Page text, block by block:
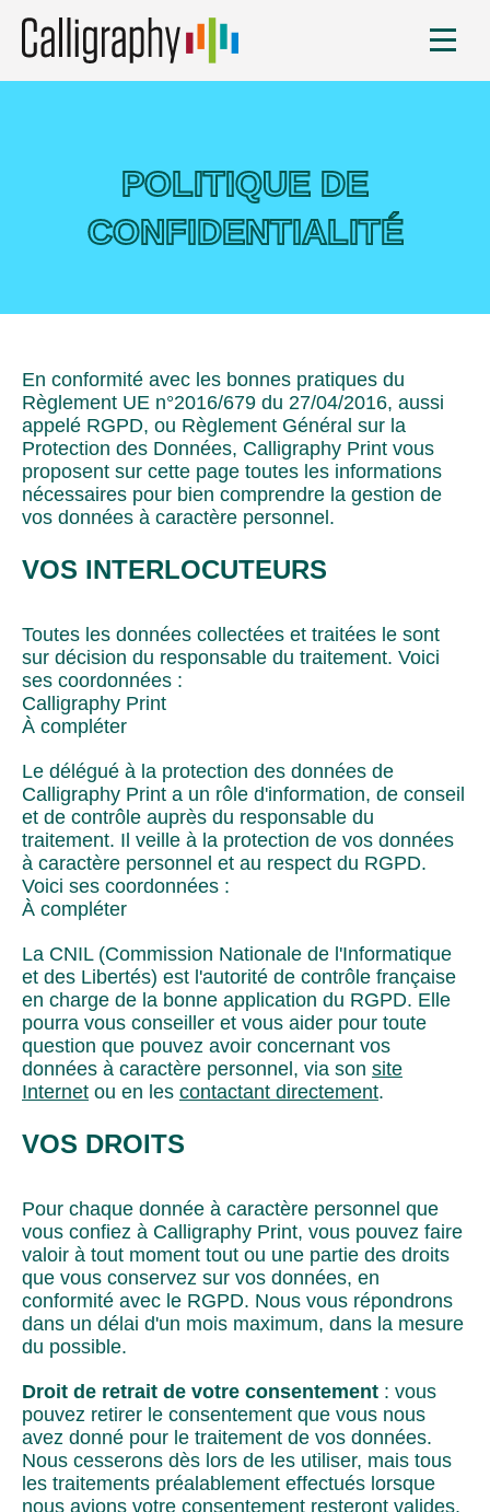
POLITIQUE DE
CONFIDENTIALITÉ
En conformité avec les bonnes pratiques du
Règlement UE n°2016/679 du 27/04/2016, aussi
appelé RGPD, ou Règlement Général sur la
Protection des Données, Calligraphy Print vous
proposent sur cette page toutes les informations
nécessaires pour bien comprendre la gestion de
vos données à caractère personnel.
VOS INTERLOCUTEURS
Toutes les données collectées et traitées le sont
sur décision du responsable du traitement. Voici
ses coordonnées :
Calligraphy Print
À compléter
Le délégué à la protection des données de
Calligraphy Print a un rôle d'information, de conseil
et de contrôle auprès du responsable du
traitement. Il veille à la protection de vos données
à caractère personnel et au respect du RGPD.
Voici ses coordonnées :
À compléter
La CNIL (Commission Nationale de l'Informatique
et des Libertés) est l'autorité de contrôle française
en charge de la bonne application du RGPD. Elle
pourra vous conseiller et vous aider pour toute
question que pouvez avoir concernant vos
données à caractère personnel, via son site
Internet ou en les contactant directement.
VOS DROITS
Pour chaque donnée à caractère personnel que
vous confiez à Calligraphy Print, vous pouvez faire
valoir à tout moment tout ou une partie des droits
que vous conservez sur vos données, en
conformité avec le RGPD. Nous vous répondrons
dans un délai d'un mois maximum, dans la mesure
du possible.
Droit de retrait de votre consentement : vous
pouvez retirer le consentement que vous nous
avez donné pour le traitement de vos données.
Nous cesserons dès lors de les utiliser, mais tous
les traitements préalablement effectués lorsque
nous avions votre consentement resteront valides.